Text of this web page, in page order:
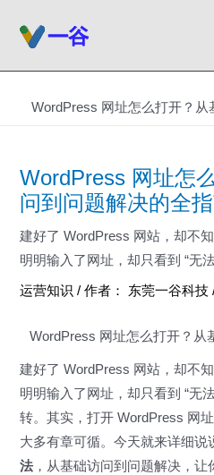
WordPress 网址怎么打开？
WordPress 网址怎
问到问题解决的全
建好了 WordPress 网站，却不
明明输入了网址，却只看到 “无
运营知识 / 作者： 东莞一谷科技
WordPress 网址怎么打开？从
建好了 WordPress 网站，却不
明明输入了网址，却只看到 “无
转。其实，打开 WordPress 网
大多有章可循。今天就来详细说
法 ，从基础访问到问题解决，